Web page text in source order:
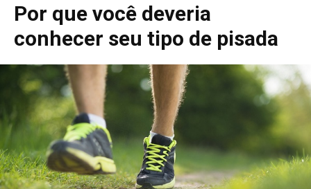
Por que você deveria
conhecer seu tipo de pisada